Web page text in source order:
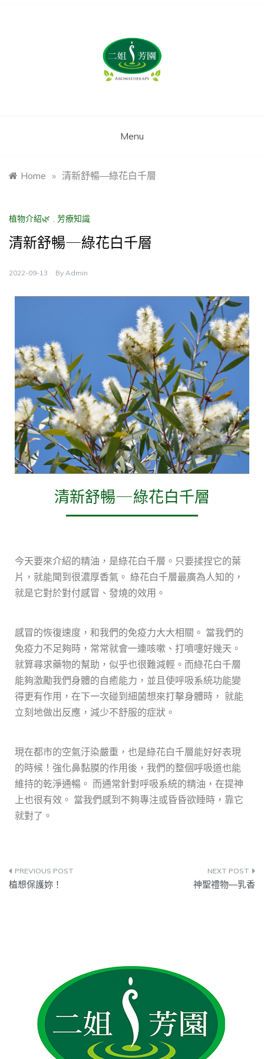
Menu
Home » 清新舒暢—綠花白千層
植物介紹🌿 , 芳療知識
清新舒暢—綠花白千層
2022-09-13 By Admin
清新舒暢—綠花白千層
今天要來介紹的精油，是綠花白千層。只要揉捏它的葉
片，就能聞到很濃厚香氣。 綠花白千層最廣為人知的，
就是它對於對付感冒、發燒的效用。
感冒的恢復速度，和我們的免疫力大大相關。 當我們的
免疫力不足夠時，常常就會一連咳嗽、打噴嚏好幾天。
就算尋求藥物的幫助，似乎也很難減輕。而綠花白千層
能夠激勵我們身體的自癒能力，並且使呼吸系統功能變
得更有作用，在下一次碰到細菌想來打擊身體時， 就能
立刻地做出反應，減少不舒服的症狀。
現在都市的空氣汙染嚴重，也是綠花白千層能好好表現
的時候！強化鼻黏膜的作用後，我們的整個呼吸道也能
維持的乾淨通暢。 而通常針對呼吸系統的精油，在提神
上也很有效。 當我們感到不夠專注或昏昏欲睡時，靠它
就對了。
植想保護妳！ 神聖禮物—乳香